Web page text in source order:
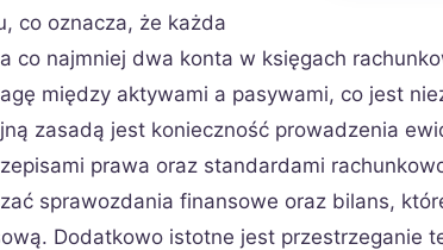
co oznacza, że każda
co najmniej dwa konta w księgach
między aktywami a pasywami, co jest
zasadą jest konieczność prowadzenia
prawa oraz standardami
sprawozdania finansowe oraz bilans,
Dodatkowo istotne jest przestrzeganie